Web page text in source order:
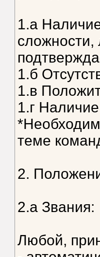
1.а
1.б
1.в
1.г
теме
2.
2.а Звания:
Любой,